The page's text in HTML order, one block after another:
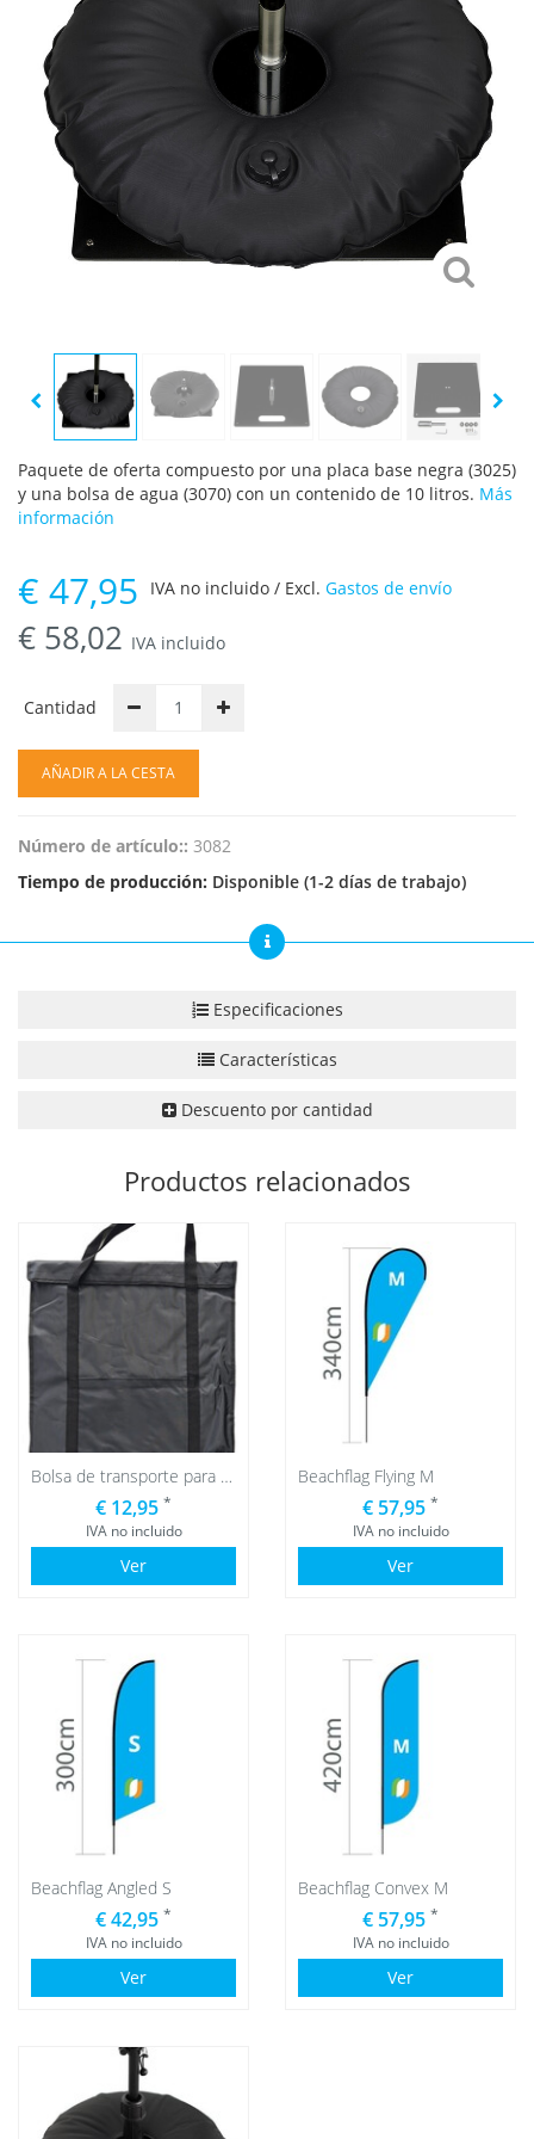
Paquete de oferta compuesto por una placa base negra (3025)
y una bolsa de agua (3070) con un contenido de 10 litros. Más
información
€ 47,95
€ 58,02 IVA incluido
IVA no incluido / Excl. Gastos de envío
Cantidad
AÑADIR A LA CESTA
Número de artículo:: 3082
Tiempo de producción: Disponible (1-2 días de trabajo)
Especificaciones
Características
Descuento por cantidad
Productos relacionados
Bolsa de transporte para placa base
€ 12,95 *
IVA no incluido
Ver
Beachflag Flying M
€ 57,95 *
IVA no incluido
Ver
Beachflag Angled S
€ 42,95 *
IVA no incluido
Ver
Beachflag Convex M
€ 57,95 *
IVA no incluido
Ver